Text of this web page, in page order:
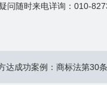
问随时来电详询：010-
达成功案例：商标法第30